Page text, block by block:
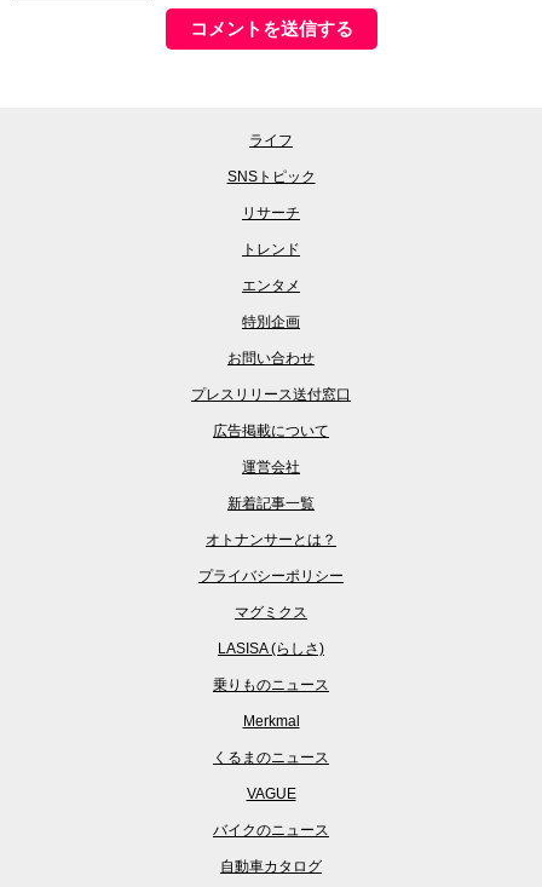
ライフ
SNSトピック
リサーチ
トレンド
エンタメ
特別企画
お問い合わせ
プレスリリース送付窓口
広告掲載について
運営会社
新着記事一覧
オトナンサーとは？
プライバシーポリシー
マグミクス
LASISA (らしさ)
乗りものニュース
Merkmal
くるまのニュース
VAGUE
バイクのニュース
自動車カタログ